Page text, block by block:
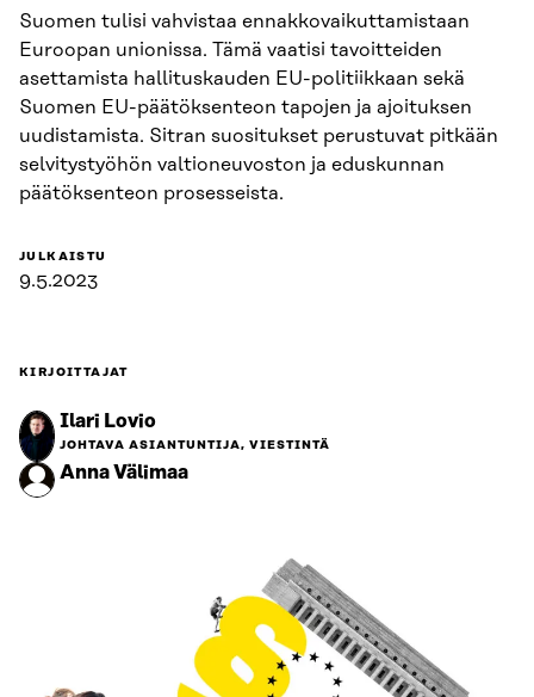
Suomen tulisi vahvistaa ennakkovaikuttamistaan
Euroopan unionissa. Tämä vaatisi tavoitteiden
asettamista hallituskauden EU-politiikkaan sekä
Suomen EU-päätöksenteon tapojen ja ajoituksen
uudistamista. Sitran suositukset perustuvat pitkään
selvitystyöhön valtioneuvoston ja eduskunnan
päätöksenteon prosesseista.
JULKAISTU
9.5.2023
KIRJOITTAJAT
Ilari Lovio
JOHTAVA ASIANTUNTIJA, VIESTINTÄ
Anna Välimaa